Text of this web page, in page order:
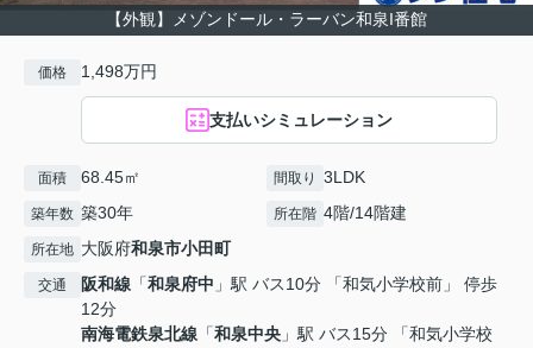
【外観】メゾンドール・ラーバン和泉I番館
価格 1,498万円
支払いシミュレーション
面積 68.45㎡ 間取り 3LDK
築年数 築30年 所在階 4階/14階建
所在地 大阪府和泉市小田町
交通 阪和線 「和泉府中 」駅 バス10分 「和気小学校前」 停歩
12分
南海電鉄泉北線 「和泉中央 」駅 バス15分 「和気小学校